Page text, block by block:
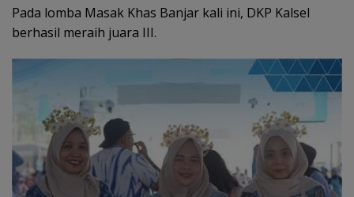
Pada lomba Masak Khas Banjar kali ini, DKP Kalsel
berhasil meraih juara III.